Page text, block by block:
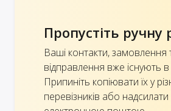
Пропустіть ручну
Ваші контакти, замовлення
відправлення вже існують
Припиніть копіювати їх у
перевізників або надсилати